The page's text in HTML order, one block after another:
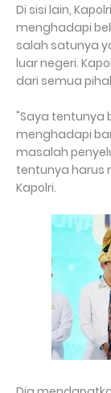
Di sisi lain,
menghadapi
salah satunya
luar negeri.
dari semua
"Saya tentunya
menghadapi
masalah
tentunya harus
Kapolri.